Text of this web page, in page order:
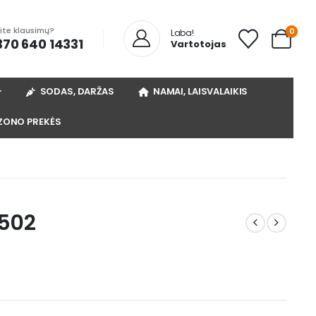
klausimų?
640 14331
Laba!
Vartotojas
0
SODAS, DARŽAS NAMAI, LAISVALAIKIS
PREKĖS